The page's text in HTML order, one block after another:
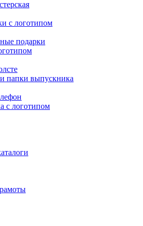
с логотипом
подарки
папки выпускника
с логотипом